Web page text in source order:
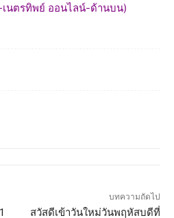
เนตรทิพย์ ออนไลน์-ด้านบน)
บทความถัดไป
สวัสดีเข้าวันใหม่วันพฤหัสบดีที่